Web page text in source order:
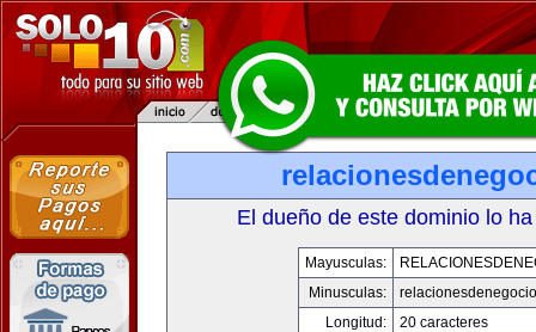
El dueño de este dominio lo
Mayusculas:
Minusculas:
Longitud:
20 caracteres